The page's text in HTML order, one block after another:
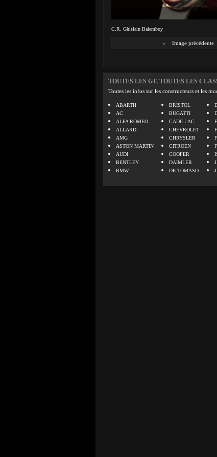
C.R. Ghislain Balemboy
« Image précédente
TOUTES LES GT, TOUTES LES
Toutes les infos sur les constructeurs et les
ABARTH
AC
ALFA ROMEO
ALLARD
AMG
ASTON MARTIN
AUDI
BENTLEY
BMW
BRISTOL
BUGATTI
CADILLAC
CHEVROLET
CHRYSLER
CITROEN
COOPER
DAIMLER
DE TOMASO